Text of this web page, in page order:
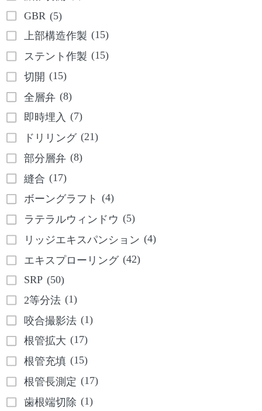
GBR (5)
上部構造作製 (15)
ステント作製 (15)
切開 (15)
全層弁 (8)
即時埋入 (7)
ドリリング (21)
部分層弁 (8)
縫合 (17)
ボーングラフト (4)
ラテラルウィンドウ (5)
リッジエキスパンション (4)
エキスプローリング (42)
SRP (50)
2等分法 (1)
咬合撮影法 (1)
根管拡大 (17)
根管充填 (15)
根管長測定 (17)
歯根端切除 (1)